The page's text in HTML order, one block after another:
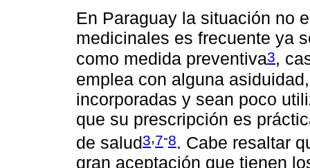
En Paraguay la situación no
medicinales es frecuente ya
como medida preventiva3,
emplea con alguna
incorporadas y sean poco
que su prescripción es
de salud3,7-8. Cabe resaltar
gran aceptación que tienen